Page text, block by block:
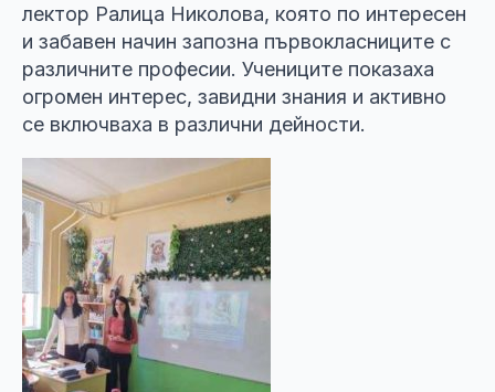
лектор Ралица Николова, която по интересен
и забавен начин запозна първокласниците с
различните професии. Учениците показаха
огромен интерес, завидни знания и активно
се включваха в различни дейности.